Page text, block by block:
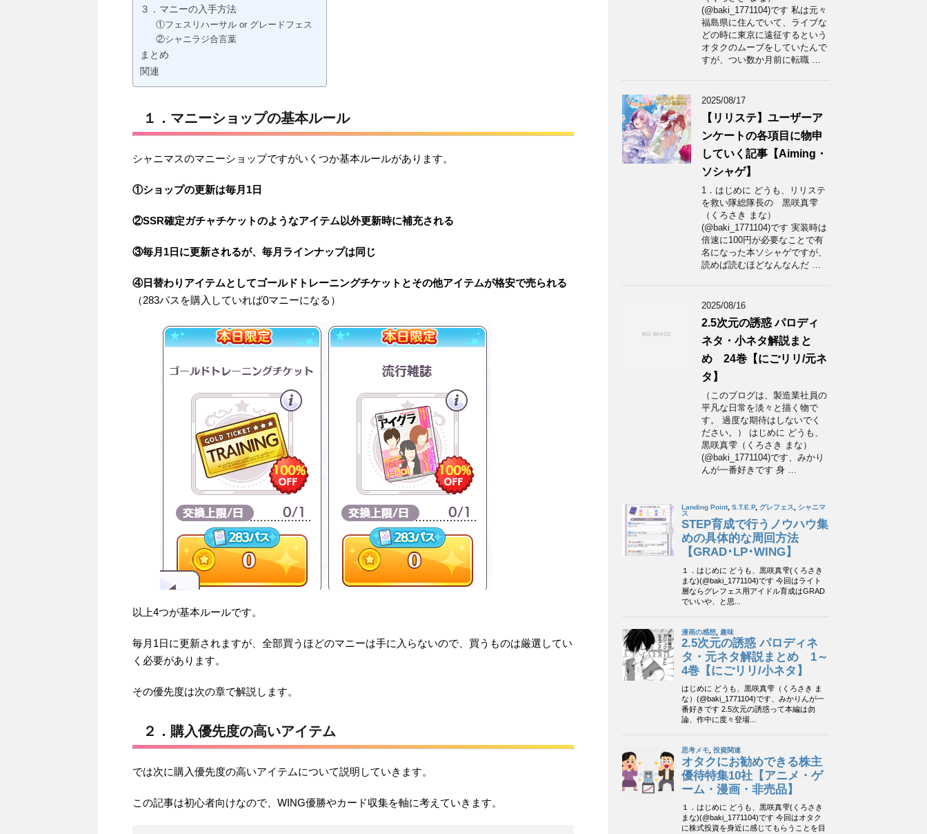
３．マニーの入手方法
①フェスリハーサル or グレードフェス
②シャニラジ合言葉
まとめ
関連
１．マニーショップの基本ルール
シャニマスのマニーショップですがいくつか基本ルールがあります。
①ショップの更新は毎月1日
②SSR確定ガチャチケットのようなアイテム以外更新時に補充される
③毎月1日に更新されるが、毎月ラインナップは同じ
④日替わりアイテムとしてゴールドトレーニングチケットとその他アイテムが格安で売られる
（283パスを購入していれば0マニーになる）
以上4つが基本ルールです。
毎月1日に更新されますが、全部買うほどのマニーは手に入らないので、買うものは厳選してい
く必要があります。
その優先度は次の章で解説します。
２．購入優先度の高いアイテム
では次に購入優先度の高いアイテムについて説明していきます。
この記事は初心者向けなので、WING優勝やカード収集を軸に考えていきます。
(@baki_1771104)です 私は元々
福島県に住んでいて、ライブな
どの時に東京に遠征するという
オタクのムーブをしていたんで
すが、つい数か月前に転職 …
2025/08/17
【リリステ】ユーザーア
ンケートの各項目に物申
していく記事【Aiming・
ソシャゲ】
1．はじめに どうも、リリステ
を救い隊総隊長の 黒咲真雫
（くろさき まな）
(@baki_1771104)です 実装時は
倍速に100円が必要なことで有
名になった本ソシャゲですが、
読めば読むほどなんなんだ …
2025/08/16
2.5次元の誘惑 パロディ
ネタ・小ネタ解説まと
め 24巻【にごリリ/元ネ
タ】
（このブログは、製造業社員の
平凡な日常を淡々と描く物で
す。 過度な期待はしないでく
ださい。） はじめに どうも、
黒咲真雫（くろさき まな）
(@baki_1771104)です、みかり
んが一番好きです 身 …